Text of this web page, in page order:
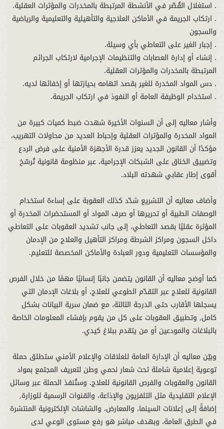
. ارتكاب الجريمة في الأماكن العلاجية والتأهيلية والتعليمية والرياضية
. إنشاء أو إدارة العصابات والتنظيمات الإجرامية لارتكاب الجرائم
وأشار معاليه إلى أن السنوات الأخيرة شهدت ضبط كميات كبيرة من
المواد المخدرة والمؤثرات العقلية وإحباط العديد من محاولات التهريب،
مؤكدًا أن القانون الجديد يعزز قدرة الأجهزة الأمنية على فرض الردع
وتضييق الخناق على الشبكات الإجرامية، عبر منظومة قانونية تُرسّخ
وأضاف معاليه أن التشريع شدّد كذلك العقوبة على إساءة استخدام
الوصفات الطبية أو تحريرها أو صرف المواد أو المستحضرات المخدرة أو
المؤثرة عقليًا بقصد التعاطي، إلى جانب تشديد العقوبات على التعاطي
داخل السجون ومراكز الشرطة ومراكز التأهيل والعلاج من الإدمان
كما أوضح معاليه أن القانون يتضمن جانبًا إنسانيًا مهمًا من خلال الفرص
القانونية للعلاج عبر التقدّم الطوعي للعلاج، أو بلاغات الإدمان التي
يسجلها الأقارب حتى الدرجة الثالثة، مع ضمان سرية البيانات بشكل
كامل, وتطبيق العقوبات على كل من يقوم بإفشاء المعلومات الخاصة
وبيّن معاليه أن الإدارة العامة للعلاقات والإعلام الأمني ستطلق حملة
توعوية إعلامية شاملة تحت شعار نحمي وطن لتعريف المجتمع بمواد
القانون والعقوبات والفرص القانونية للعلاج. وستُنفذ الحملة عبر وسائل
الإعلام التقليدية مثل التلفزيون والإذاعة، والقنوات الرسمية للوزارة,
إضافةً إلى إعلانات السينما، والمعارض، والشاشات الإلكترونية المنتشرة
في الطرق العامة، وبهدف مباشر هو رفع مستوى الوعي لدى